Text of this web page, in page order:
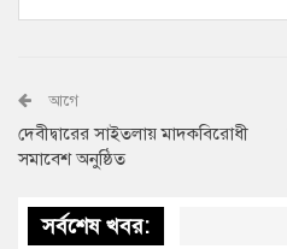
আগে
দেবীদ্বারের সাইতলায় মাদকবিরোধী
সমাবেশ অনুষ্ঠিত
সর্বশেষ খবর: